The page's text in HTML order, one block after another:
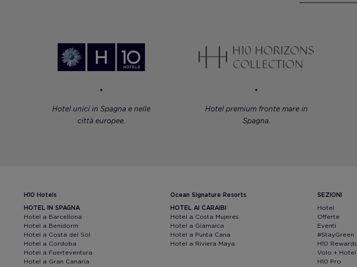
Hotel unici in Spagna e nelle
città europee.
Hotel premium fronte mare in
Spagna.
H10 Hotels
HOTEL IN SPAGNA
Hotel a Barcellona
Hotel a Benidorm
Hotel a Costa del Sol
Hotel a Cordoba
Hotel a Fuerteventura
Hotel a Gran Canaria
Ocean Signature Resorts
HOTEL AI CARAIBI
Hotel a Costa Mujeres
Hotel a Giamaica
Hotel a Punta Cana
Hotel a Riviera Maya
SEZIONI
Hotel
Offerte
Eventi
#StayGreen
H10 Rewards
Volo + Hotel
H10 Pro